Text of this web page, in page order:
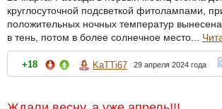
круглосуточной подсветкой фитолампами,
положительных ночных температур
в тень, потом в более солнечное место...
+18 KaTTi67 29 апреля 2024 года